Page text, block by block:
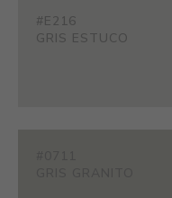
#E216
GRIS ESTUCO